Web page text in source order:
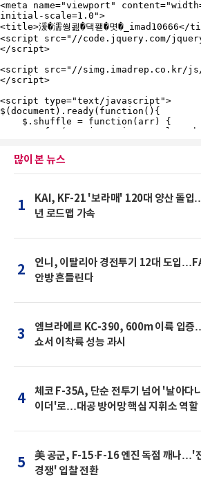
많이 본 뉴스
1
KAI, KF-21 '보라매' 120대 양산 돌
년 로드맵 가속
2
인니, 이탈리아 경전투기 12대 도입
안방 흔들린다
3
엠브라에르 KC-390, 600m 이륙 입증
쇼서 이착륙 성능 과시
4
체코 F-35A, 단순 전투기 넘어 '날아다
이더'로…대공 방어망 핵심 지휘소 역할
5
美 공군, F-15·F-16 엔진 독점 깨나…'
경쟁' 입찰 전환